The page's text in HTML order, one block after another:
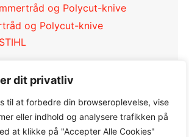
dit privatliv
til at forbedre din browseroplevelse, vise
eller indhold og analysere trafikken på
at klikke på "Accepter Alle Cookies"
og Polycut-knive
og Polycut-knive
STIHL
detaljer